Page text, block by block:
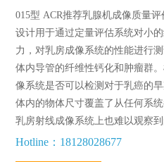
015型 ACR推荐乳腺机成像质量
设计用于通过定量评估系统对小
力，对乳房成像系统的性能进行
体内导管的纤维性钙化和肿瘤群
像系统是否可以检测对于乳癌的
体内的物体尺寸覆盖了从任何系
乳房射线成像系统上也难以观察到
Hotline：18128028677